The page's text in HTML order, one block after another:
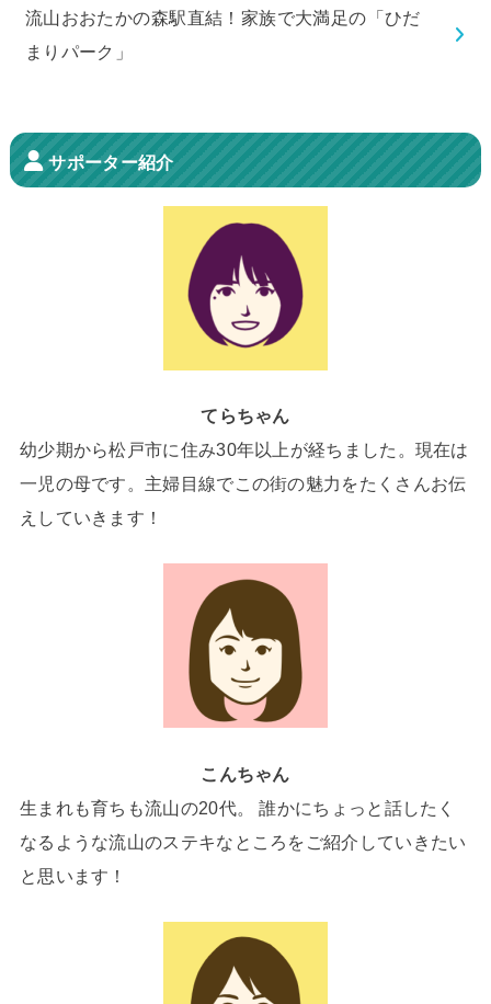
流山おおたかの森駅直結！家族で大満足の「ひだ
まりパーク」
サポーター紹介
てらちゃん
幼少期から松戸市に住み30年以上が経ちました。現在は
一児の母です。主婦目線でこの街の魅力をたくさんお伝
えしていきます！
こんちゃん
生まれも育ちも流山の20代。 誰かにちょっと話したく
なるような流山のステキなところをご紹介していきたい
と思います！